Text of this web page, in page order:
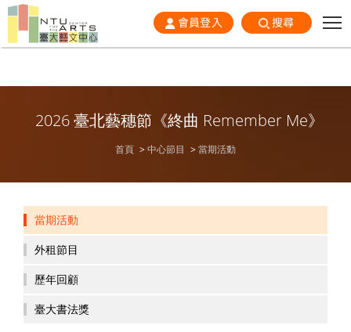
會員登入 搜尋
2026 臺北藝穗節《終曲 Remember Me》
首頁 中心節目 當期活動
當期活動
外租節目
歷年回顧
臺大書法獎